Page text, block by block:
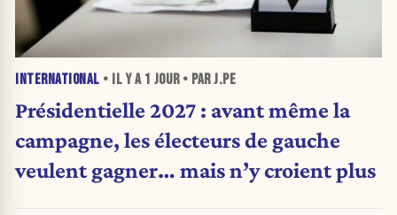
INTERNATIONAL • IL Y A 1 JOUR• PAR J.PE
Présidentielle 2027 : avant même la
campagne, les électeurs de gauche
veulent gagner… mais n’y croient plus